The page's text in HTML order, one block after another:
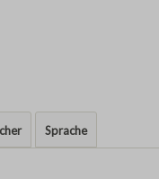
Sprache